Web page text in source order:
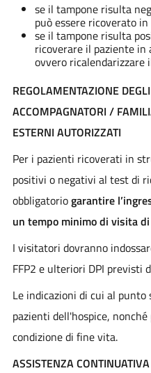
se il tampone risulta
può essere ricoverato
se il tampone risulta
ricoverare il paziente in
ovvero ricalendarizzare
REGOLAMENTAZIONE
ACCOMPAGNATORI /
ESTERNI AUTORIZZATI
Per i pazienti ricoverati in
positivi o negativi al test di
obbligatoriogarantire
un tempo minimo di visita
I visitatori dovranno
FFP2 e ulteriori DPI previsti
Le indicazioni di cui al punto
pazienti dell'hospice,
condizione di fine vita.
ASSISTENZA